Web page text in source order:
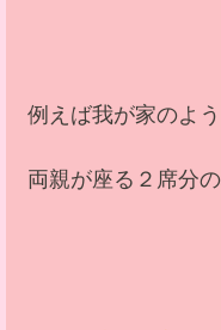
例えば我が家のよ
両親が座る２席分